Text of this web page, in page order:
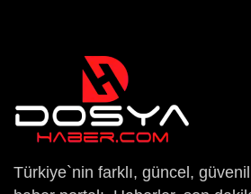
Türkiye`nin farklı, güncel,